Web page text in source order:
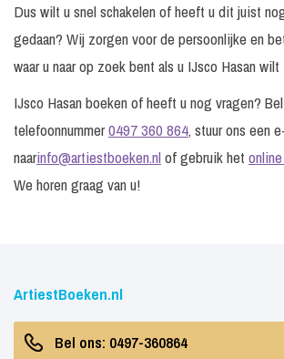
Dus wilt u snel schakelen of heeft u dit juist
gedaan? Wij zorgen voor de persoonlijke en
waar u naar op zoek bent als u IJsco Hasan wilt
IJsco Hasan boeken of heeft u nog vragen?
telefoonnummer0497 360 864, stuur ons een
naarinfo@artiestboeken.nlof gebruik het
We horen graag van u!
ArtiestBoeken.nl
Bel ons: 0497-360864